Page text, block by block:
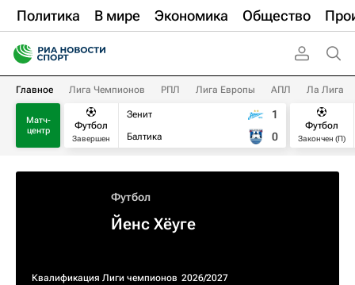
Политика В мире Экономика Общество
Главное Лига Чемпионов РПЛ Лига Европы АПЛ Ла Лига
Матч-
центр
Футбол
Завершен
Зенит
Балтика
1
0
Футбол
Закончен (П)
Футбол
Йенс Хёуге
Квалификация Лиги чемпионов 2026/2027